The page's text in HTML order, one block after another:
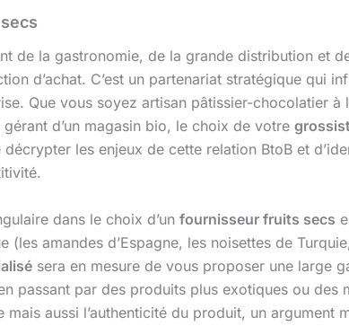
de la gastronomie, de la grande distribution et
d’achat. C’est un partenariat stratégique
Que vous soyez artisan pâtissier-chocolatier
d’un magasin bio, le choix de votre
les enjeux de cette relation BtoB et
dans le choix d’un fournisseur fruits secs
(les amandes d’Espagne, les noisettes de
sera en mesure de vous proposer une large
passant par des produits plus exotiques ou
mais aussi l’authenticité du produit, un